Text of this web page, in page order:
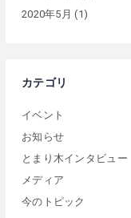
2020年5月 (1)
カテゴリ
イベント
お知らせ
とまり木インタビュー
メディア
今のトピック